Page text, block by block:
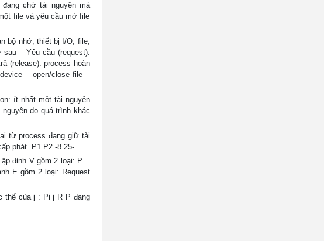
chờ tài nguyên mà
file và yêu cầu mở file
bộ nhớ, thiết bị I/O, file,
– Yêu cầu (request):
(release): process hoàn
– open/close file –
ít nhất một tài nguyên
do quá trình khác
từ process đang giữ tài
phát. P1 P2 -8.25-
đỉnh V gồm 2 loại: P =
E gồm 2 loại: Request
thể của j : Pi j R P đang